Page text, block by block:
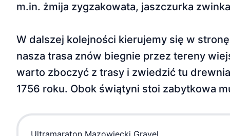
m.in. żmija zygzakowata, jaszczurka
W dalszej kolejności kierujemy się w
nasza trasa znów biegnie przez tereny
warto zboczyć z trasy i zwie­dzić tu
1756 roku. Obok świątyni stoi za­bytkowa
Ultramaraton Mazowiecki Gravel